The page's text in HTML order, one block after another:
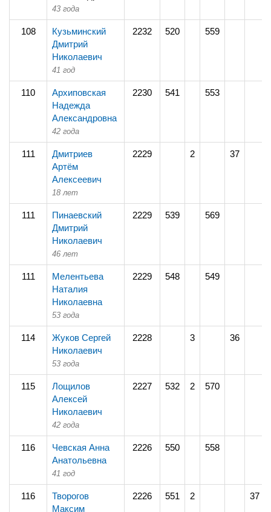
43 года
108
Кузьминский
Дмитрий
Николаевич
41 год
2232 520 559
110
Архиповская
Надежда
Александровна
42 года
2230 541 553
111
Дмитриев
Артём
Алексеевич
18 лет
2229 2 37
111
Пинаевский
Дмитрий
Николаевич
46 лет
2229 539 569
111
Мелентьева
Наталия
Николаевна
53 года
2229 548 549
114
Жуков Сергей
Николаевич
53 года
2228 3 36
115
Лощилов
Алексей
Николаевич
42 года
2227 532 2 570
116
Чевская Анна
Анатольевна
41 год
2226 550 558
116
Творогов
Максим
2226 551 2 37